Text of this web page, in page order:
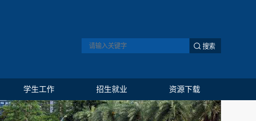
学生工作 招生就业 资源下载